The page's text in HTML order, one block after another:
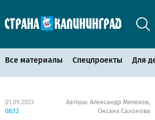
Все материалы Спецпроекты Для
01.09.2023
08:12
Авторы: Александр Мелехов,
Оксана Сазонова